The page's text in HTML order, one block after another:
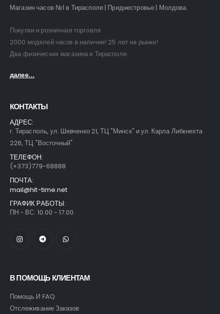
Магазин часов №1 в Тирасполе | Приднестровье | Молдова.
Покупки и розничная торговля.
2000 моделей часов в наличии! 25 лет на рынке!
Два физических магазина в Тирасполе.
далее...
КОНТАКТЫ
АДРЕС:
г. Тирасполь, ул. Шевченко 21, ТЦ "Минск" и ул. Карла Либкнехта
226, ТЦ "Восточный"
ТЕЛЕФОН:
(+373)779-68888
ПОЧТА:
mail@hit-time.net
ГРАФИК РАБОТЫ:
ПН - ВС: 10.00 - 17.00
В ПОМОЩЬ КЛИЕНТАМ
Помощь И FAQ
Отслеживание Заказов